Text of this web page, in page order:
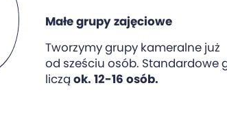
Małe grupy zajęciowe
Tworzymy grupy kameralne już
od sześciu osób. Standardowe
licząok. 12-16 osób.